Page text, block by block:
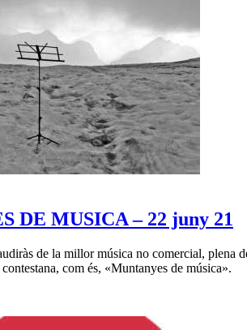
DE MUSICA – 22 juny 21
de la millor música no comercial, plena
com és, «Muntanyes de música».